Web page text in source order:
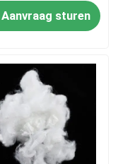
Aanvraag sturen